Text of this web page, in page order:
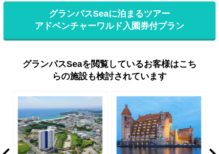
グランパスSeaに泊まるツアー
アドベンチャーワルド入園券付プラン
グランパスSeaを閲覧しているお客様はこち
らの施設も検討されています